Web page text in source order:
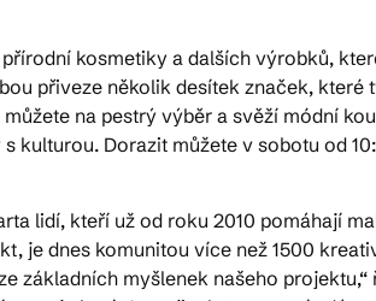
kosmetiky a dalších výrobků,
přiveze několik desítek značek, které
na pestrý výběr a svěží módní
kulturou. Dorazit můžete v sobotu od
lidí, kteří už od roku 2010 pomáhají
je dnes komunitou více než 1500
základních myšlenek našeho projektu,“